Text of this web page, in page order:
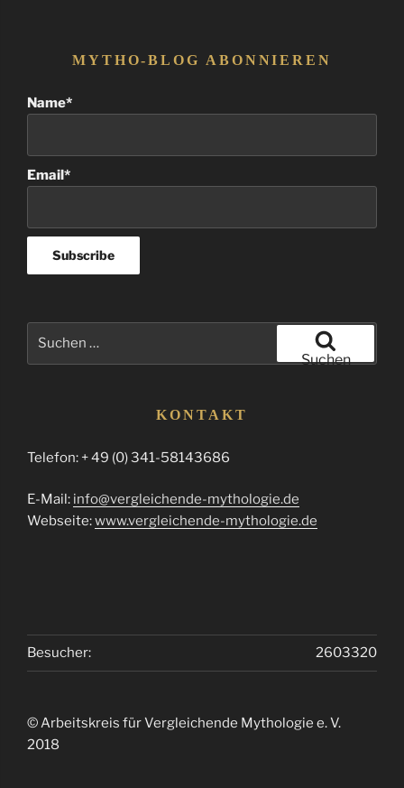
MYTHO-BLOG ABONNIEREN
Name*
Email*
Suchen
KONTAKT
Telefon: + 49 (0) 341-58143686
E-Mail: info@vergleichende-mythologie.de
Webseite:www.vergleichende-mythologie.de
2603320
Besucher:
© Arbeitskreis für Vergleichende Mythologie e. V.
2018